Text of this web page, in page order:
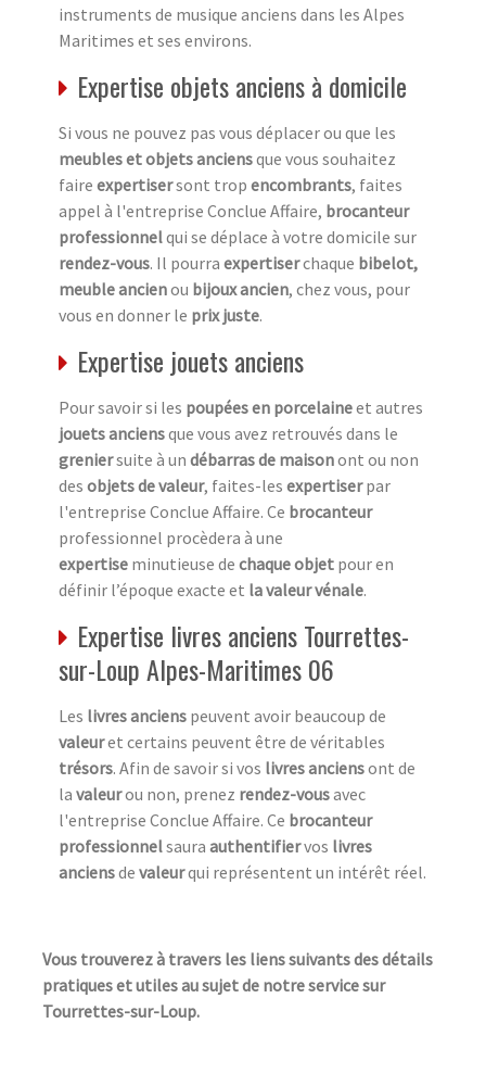
instruments de musique anciens dans les Alpes
Maritimes et ses environs.
Expertise objets anciens à domicile
Si vous ne pouvez pas vous déplacer ou que les
meubles et objets anciensque vous souhaitez
faire expertisersont trop encombrants, faites
appel à l'entreprise Conclue Affaire, brocanteur
professionnelqui se déplace à votre domicile sur
rendez-vous. Il pourra expertiserchaque bibelot,
meuble ancienou bijoux ancien, chez vous, pour
vous en donner le prix juste.
Expertise jouets anciens
Pour savoir si les poupées en porcelaineet autres
jouets anciensque vous avez retrouvés dans le
greniersuite à un débarras de maisonont ou non
des objets de valeur, faites-les expertiserpar
l'entreprise Conclue Affaire. Ce brocanteur
professionnel procèdera à une
expertise minutieuse de chaque objet pour en
définir l’époque exacte et la valeur vénale.
Expertise livres anciens Tourrettes-
sur-Loup Alpes-Maritimes 06
Les livres anciens peuvent avoir beaucoup de
valeuret certains peuvent être de véritables
trésors. Afin de savoir si vos livres anciensont de
la valeurou non, prenez rendez-vousavec
l'entreprise Conclue Affaire. Ce brocanteur
professionnelsaura authentifiervos livres
anciensde valeurqui représentent un intérêt réel.
Vous trouverez à travers les liens suivants des détails
pratiques et utiles au sujet de notre service sur
Tourrettes-sur-Loup.